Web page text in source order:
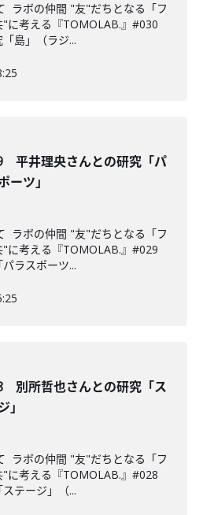
ラボの仲間 "友"だちとなる「フ
に考える『TOMOLAB.』#030
島」（ラジ...
平井理央さんとの研究「パ
ーツ」
ラボの仲間 "友"だちとなる「フ
に考える『TOMOLAB.』#029
ラスポーツ...
別所哲也さんとの研究「ス
」
ラボの仲間 "友"だちとなる「フ
に考える『TOMOLAB.』#028
テージ」（...